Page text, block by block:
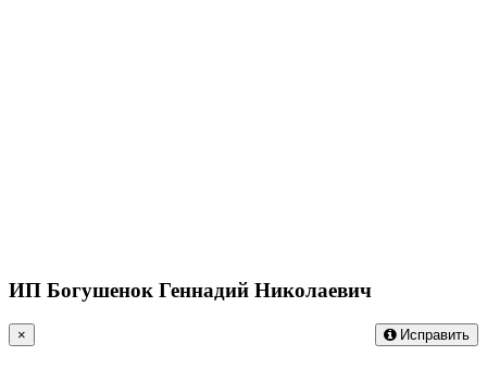
ИП Богушенок Геннадий Николаевич
Исправить
×